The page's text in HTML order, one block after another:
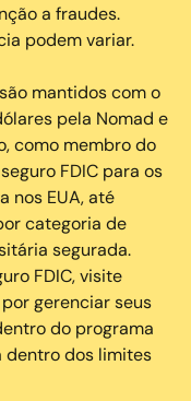
a fraudes.
podem variar.
mantidos com o
pela Nomad e
como membro do
FDIC para os
nos EUA, até
categoria de
segurada.
FDIC, visite
por gerenciar seus
do programa
dentro dos limites